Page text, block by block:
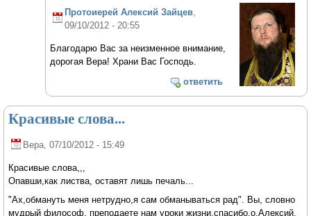
Протоиерей Алексий Зайцев,
09/10/2012 - 20:55
Благодарю Вас за неизменное внимание,
дорогая Вера! Храни Вас Господь.
ответить
Красивые слова...
Вера, 07/10/2012 - 15:49
Красивые слова,,,
Опавши,как листва, оставят лишь печаль...
"Ах,обмануть меня нетрудно,я сам обманываться рад". Вы, словно
мудрый философ, преподаете нам уроки жизни,спасибо,о.Алексий.